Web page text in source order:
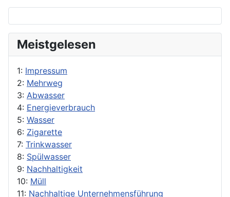
Meistgelesen
1: Impressum
2: Mehrweg
3: Abwasser
4: Energieverbrauch
5: Wasser
6: Zigarette
7: Trinkwasser
8: Spülwasser
9: Nachhaltigkeit
10: Müll
11: Nachhaltige Unternehmensführung